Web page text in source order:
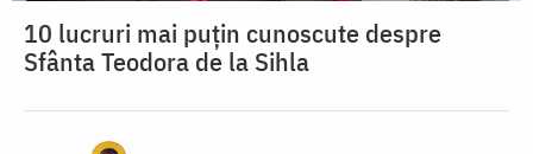
10 lucruri mai puțin cunoscute despre
Sfânta Teodora de la Sihla